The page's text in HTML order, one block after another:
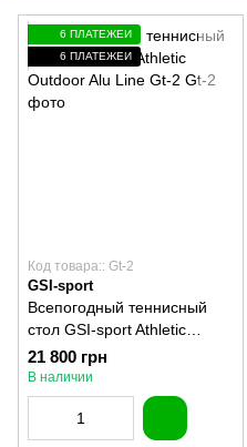
6 ПЛАТЕЖЕЙ
6 ПЛАТЕЖЕЙ
Код товара:: Gt-2
GSI-sport
Всепогодный теннисный
стол GSI-sport Athletic
Outdoor Alu Line Gt-2
21 800 грн
В наличии